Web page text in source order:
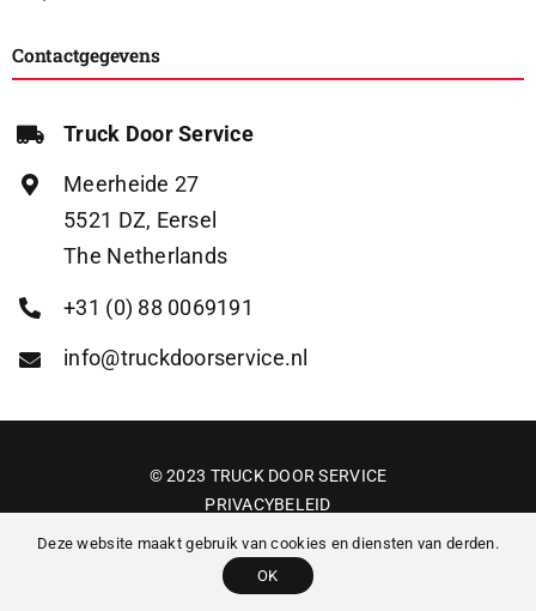
Contactgegevens
Truck Door Service
Meerheide 27
5521 DZ, Eersel
The Netherlands
+31 (0) 88 0069191
info@truckdoorservice.nl
© 2023 TRUCK DOOR SERVICE
PRIVACYBELEID
ALGEMENE VOORWAARDEN
Deze website maakt gebruik van cookies en diensten van derden.
OK